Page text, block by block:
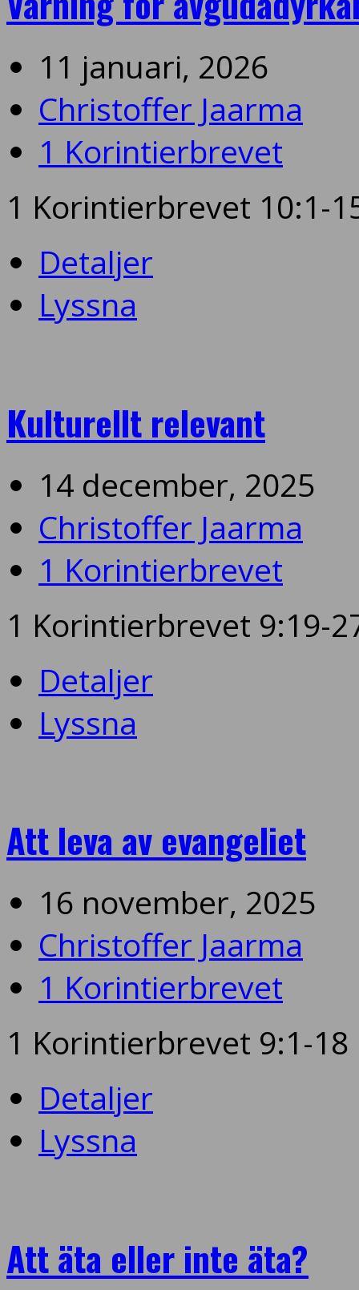
11 januari, 2026
Christoffer Jaarma
1 Korintierbrevet
1 Korintierbrevet 10:1-
Detaljer
Lyssna
Kulturellt relevant
14 december, 2025
Christoffer Jaarma
1 Korintierbrevet
1 Korintierbrevet 9:19-
Detaljer
Lyssna
Att leva av evangeliet
16 november, 2025
Christoffer Jaarma
1 Korintierbrevet
1 Korintierbrevet 9:1-18
Detaljer
Lyssna
Att äta eller inte äta?